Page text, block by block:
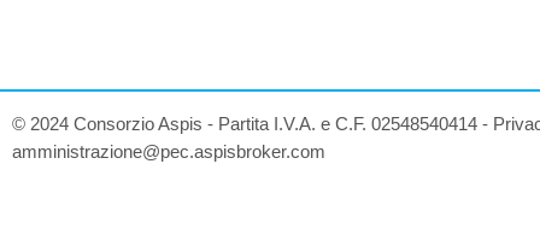
© 2024 Consorzio Aspis - Partita I.V.A. e C.F. 02548540414 -
amministrazione@pec.aspisbroker.com